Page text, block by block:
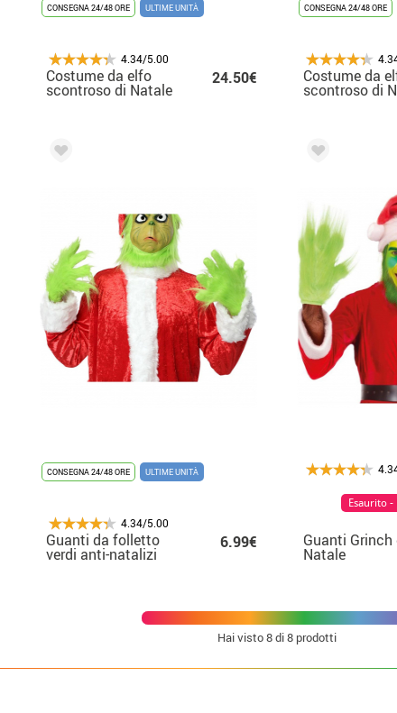
CONSEGNA 24/48 ORE ULTIME UNITÀ
4.34/5.00
Costume da elfo
scontroso di Natale
24.50€
CONSEGNA 24/48 ORE
Costume da
scontroso di
CONSEGNA 24/48 ORE ULTIME UNITÀ
4.34/5.00
Guanti da folletto
verdi anti-natalizi
6.99€ Guanti Grinch
Natale
Esaurito -
Hai visto8di 8 prodotti